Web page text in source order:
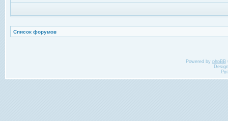
Список форумов
Powered by phpBB